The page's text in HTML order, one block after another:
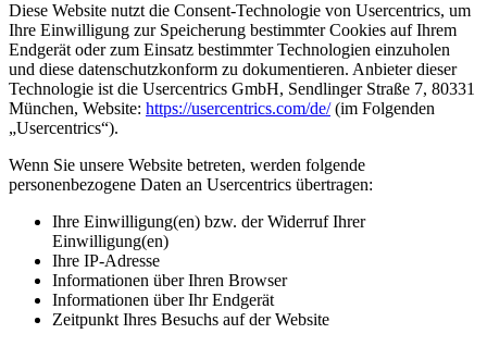
Diese Website nutzt die Consent-Technologie von Usercentrics, um
Ihre Einwilligung zur Speicherung bestimmter Cookies auf Ihrem
Endgerät oder zum Einsatz bestimmter Technologien einzuholen
und diese datenschutzkonform zu dokumentieren. Anbieter dieser
Technologie ist die Usercentrics GmbH, Sendlinger Straße 7, 80331
München, Website: https://usercentrics.com/de/(im Folgenden
„Usercentrics“).
Wenn Sie unsere Website betreten, werden folgende
personenbezogene Daten an Usercentrics übertragen:
Ihre Einwilligung(en) bzw. der Widerruf Ihrer
Einwilligung(en)
Ihre IP-Adresse
Informationen über Ihren Browser
Informationen über Ihr Endgerät
Zeitpunkt Ihres Besuchs auf der Website